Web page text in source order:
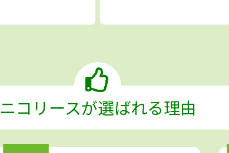
ニコリースが選ばれる理由